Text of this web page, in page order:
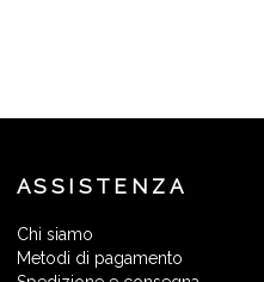
ASSISTENZA
Chi siamo
Metodi di pagamento